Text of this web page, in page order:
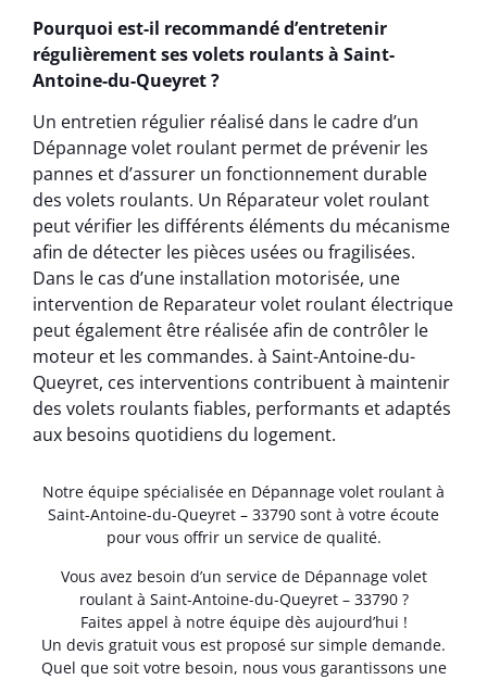
Pourquoi est-il recommandé d’entretenir
régulièrement ses volets roulants à Saint-
Antoine-du-Queyret ?
Un entretien régulier réalisé dans le cadre d’un
Dépannage volet roulant permet de prévenir les
pannes et d’assurer un fonctionnement durable
des volets roulants. Un Réparateur volet roulant
peut vérifier les différents éléments du mécanisme
afin de détecter les pièces usées ou fragilisées.
Dans le cas d’une installation motorisée, une
intervention de Reparateur volet roulant électrique
peut également être réalisée afin de contrôler le
moteur et les commandes. à Saint-Antoine-du-
Queyret, ces interventions contribuent à maintenir
des volets roulants fiables, performants et adaptés
aux besoins quotidiens du logement.
Notre équipe spécialisée en Dépannage volet roulant à
Saint-Antoine-du-Queyret – 33790 sont à votre écoute
pour vous offrir un service de qualité.
Vous avez besoin d’un service de Dépannage volet
roulant à Saint-Antoine-du-Queyret – 33790 ?
Faites appel à notre équipe dès aujourd’hui !
Un devis gratuit vous est proposé sur simple demande.
Quel que soit votre besoin, nous vous garantissons une